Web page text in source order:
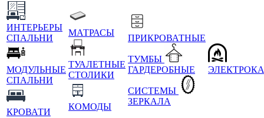
ИНТЕРЬЕРЫ
СПАЛЬНИ
МОДУЛЬНЫЕ
СПАЛЬНИ
КРОВАТИ
МАТРАСЫ
ТУАЛЕТНЫЕ
СТОЛИКИ
КОМОДЫ
ПРИКРОВАТНЫЕ
ТУМБЫ
ГАРДЕРОБНЫЕ
СИСТЕМЫ
ЗЕРКАЛА